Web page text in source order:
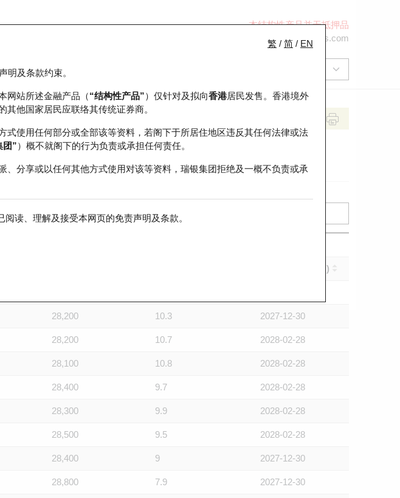
本结构性产品并无抵押品
ol-hkwarrants@ubs.com
繁 / 简 / EN
明及条款约束。
网站所述金融产品（“结构性产品”）仅针对及拟向香港居民发售。香港境外
他国家居民应联络其传统证券商。
使用任何部分或全部该等资料，若阁下于所居住地区违反其任何法律或法
团”）概不就阁下的行为负责或承担任何责任。
分享或以任何其他方式使用对该等资料，瑞银集团拒绝及一概不负责或承
阅读、理解及接受本网页的免责声明及条款。
到期日 (年-月-日)
28,200 10.3 2027-12-30
28,200 10.7 2028-02-28
28,100 10.8 2028-02-28
28,400 9.7 2028-02-28
28,300 9.9 2028-02-28
28,500 9.5 2028-02-28
28,400 9 2027-12-30
28,800 7.9 2027-12-30